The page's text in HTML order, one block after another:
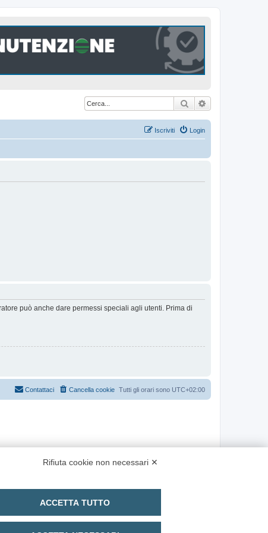
Cerca
Login
Iscriviti
può anche dare permessi speciali agli utenti. Prima di
Tutti gli orari sono UTC+02:00
Cancella cookie
Contattaci
Rifiuta cookie non necessari ✕
ACCETTA TUTTO